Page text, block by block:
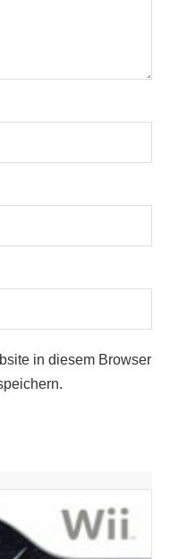
in diesem Browser